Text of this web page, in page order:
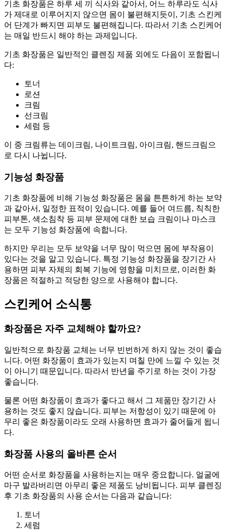
기초 화장품은 하루 세 끼 식사와 같아서, 어느 하루라도 식사
가 제대로 이루어지지 않으면 몸이 불편해지듯이, 기초 스킨케
어 단계가 빠지면 피부도 불편해집니다. 따라서 기초 스킨케어
는 매일 반드시 해야 하는 과제입니다.
기초 화장품은 일반적인 클렌징 제품 외에도 다음이 포함됩니
다:
토너
로션
크림
선크림
세럼 등
이 중 크림류는 데이크림, 나이트크림, 아이크림, 핸드크림으
로 다시 나뉩니다.
기능성 화장품
기초 화장품에 비해 기능성 화장품은 몸을 튼튼하게 하는 보약
과 같아서, 일정한 표적이 있습니다. 예를 들어 여드름, 칙칙한
피부톤, 색소침착 등 피부 문제에 대한 보습 크림이나 마스크
는 모두 기능성 화장품에 속합니다.
하지만 우리는 모두 보약을 너무 많이 먹으면 몸에 부작용이
있다는 것을 알고 있습니다. 특정 기능성 화장품을 장기간 사
용하면 피부 자체의 회복 기능에 영향을 미치므로, 이러한 화
장품은 적절하고 적당한 양으로 사용해야 합니다.
스킨케어 소식통
화장품은 자주 교체해야 할까요?
일반적으로 화장품 교체는 너무 빈번하게 하지 않는 것이 좋습
니다. 어떤 화장품이 효과가 있는지 며칠 만에 느낄 수 있는 것
이 아니기 때문입니다. 따라서 반년을 주기로 하는 것이 가장
좋습니다.
물론 어떤 화장품이 효과가 좋다고 해서 그 제품만 장기간 사
용하는 것도 좋지 않습니다. 피부는 저항성이 있기 때문에 아
무리 좋은 화장품이라도 오래 사용하면 효과가 줄어들게 됩니
다.
화장품 사용의 올바른 순서
어떤 순서로 화장품을 사용하는지는 매우 중요합니다. 얼굴에
마구 발라버리면 아무리 좋은 제품도 낭비됩니다. 피부 클렌징
후 기초 화장품의 사용 순서는 다음과 같습니다:
토너
세럼